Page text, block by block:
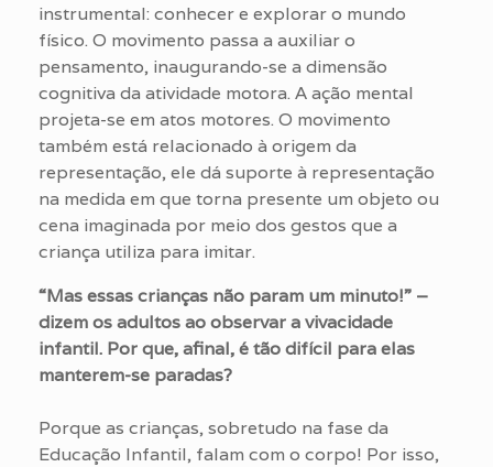
instrumental: conhecer e explorar o mundo
físico. O movimento passa a auxiliar o
pensamento, inaugurando-se a dimensão
cognitiva da atividade motora. A ação mental
projeta-se em atos motores. O movimento
também está relacionado à origem da
representação, ele dá suporte à representação
na medida em que torna presente um objeto ou
cena imaginada por meio dos gestos que a
criança utiliza para imitar.
“Mas essas crianças não param um minuto!” –
dizem os adultos ao observar a vivacidade
infantil. Por que, afinal, é tão difícil para elas
manterem-se paradas?
Porque as crianças, sobretudo na fase da
Educação Infantil, falam com o corpo! Por isso,